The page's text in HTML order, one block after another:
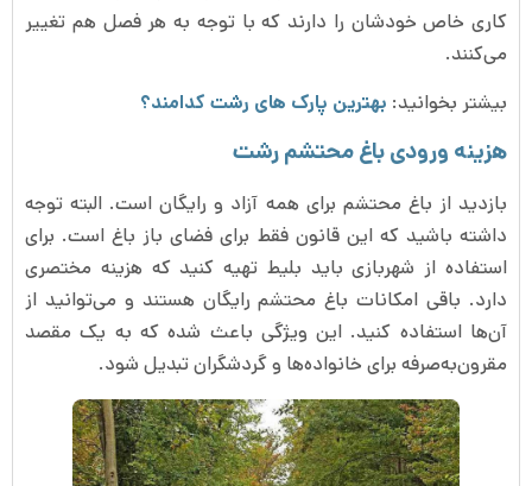
کاری خاص خودشان را دارند که با توجه به هر فصل هم تغییر
می‌کنند.
بیشتر بخوانید: بهترین پارک های رشت کدامند؟
هزینه ورودی باغ محتشم رشت
بازدید از باغ محتشم برای همه آزاد و رایگان است. البته توجه
داشته باشید که این قانون فقط برای فضای باز باغ است. برای
استفاده از شهربازی باید بلیط تهیه کنید که هزینه مختصری
دارد. باقی امکانات باغ محتشم رایگان هستند و می‌توانید از
آن‌ها استفاده کنید. این ویژگی باعث شده که به یک مقصد
مقرون‌به‌صرفه برای خانواده‌ها و گردشگران تبدیل شود.